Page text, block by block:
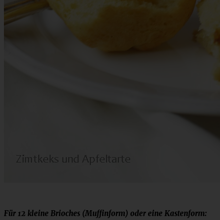
Für 12 kleine Brioches (Muffinform) oder eine Kastenform: